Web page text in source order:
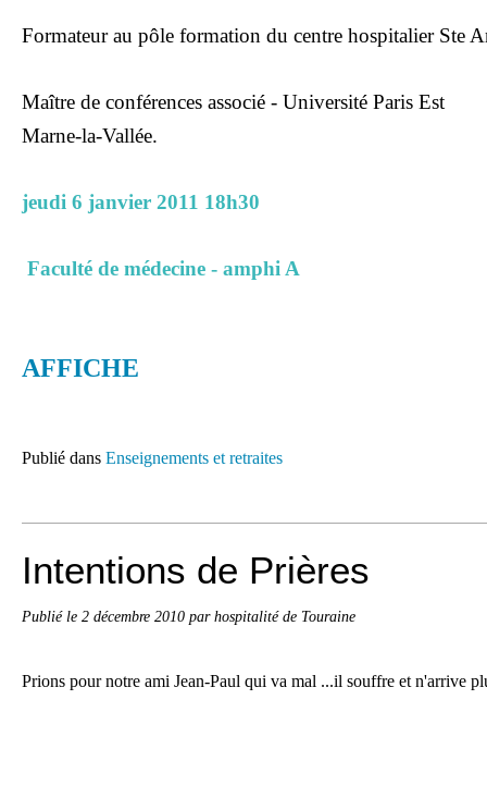
Formateur au pôle formation du centre hospitalier Ste
Maître de conférences associé - Université Paris Est
Marne-la-Vallée.
jeudi 6 janvier 2011 18h30
Faculté de médecine - amphi A
AFFICHE
Publié dans Enseignements et retraites
Intentions de Prières
Publié le 2 décembre 2010 par hospitalité de Touraine
Prions pour notre ami Jean-Paul qui va mal ...il souffre et n'arrive